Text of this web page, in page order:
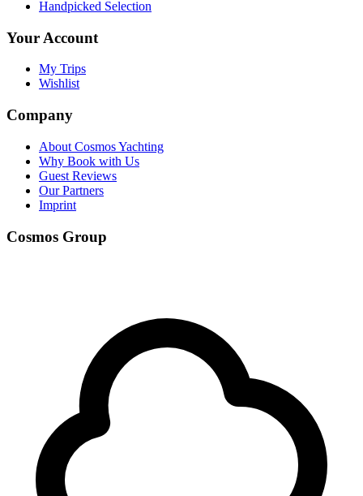
Handpicked Selection
Your Account
My Trips
Wishlist
Company
About Cosmos Yachting
Why Book with Us
Guest Reviews
Our Partners
Imprint
Cosmos Group